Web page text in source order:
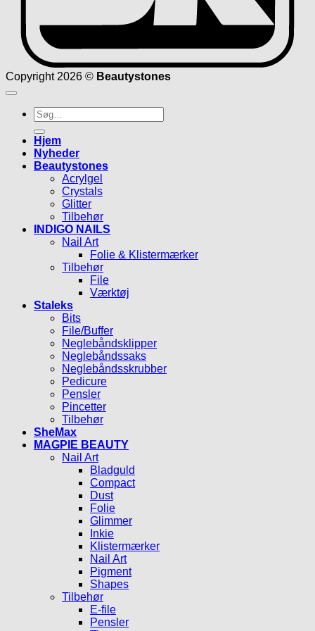
Copyright 2026 © Beautystones
Søg
efter:
Hjem
Nyheder
Beautystones
Acrylgel
Crystals
Glitter
Tilbehør
INDIGO NAILS
Nail Art
Folie & Klistermærker
Tilbehør
File
Værktøj
Staleks
Bits
File/Buffer
Neglebåndsklipper
Neglebåndssaks
Neglebåndsskrubber
Pedicure
Pensler
Pincetter
Tilbehør
SheMax
MAGPIE BEAUTY
Nail Art
Bladguld
Compact
Dust
Folie
Glimmer
Inkie
Klistermærker
Nail Art
Pigment
Shapes
Tilbehør
E-file
Pensler